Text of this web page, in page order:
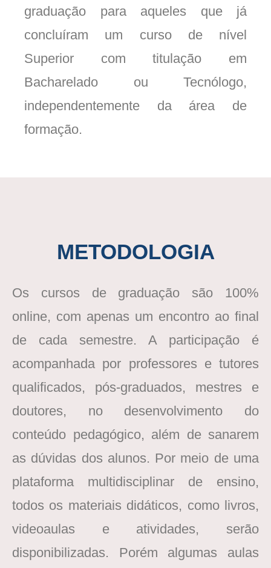
graduação para aqueles que já
concluíram um curso de nível
Superior com titulação em
Bacharelado ou Tecnólogo,
independentemente da área de
formação.
METODOLOGIA
Os cursos de graduação são 100%
online, com apenas um encontro ao final
de cada semestre. A participação é
acompanhada por professores e tutores
qualificados, pós-graduados, mestres e
doutores, no desenvolvimento do
conteúdo pedagógico, além de sanarem
as dúvidas dos alunos. Por meio de uma
plataforma multidisciplinar de ensino,
todos os materiais didáticos, como livros,
videoaulas e atividades, serão
disponibilizadas. Porém algumas aulas